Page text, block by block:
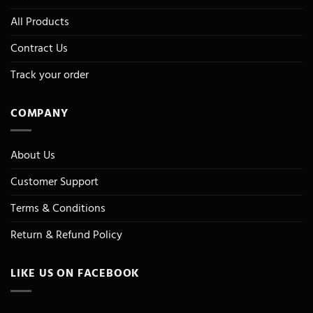
All Products
Contract Us
Track your order
COMPANY
About Us
Customer Support
Terms & Conditions
Return & Refund Policy
LIKE US ON FACEBOOK